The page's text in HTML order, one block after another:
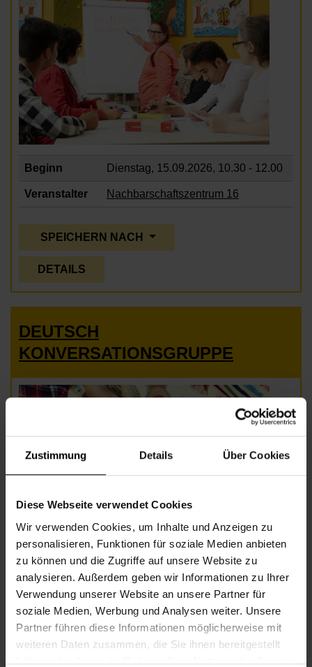
Zustimmung Details Über Cookies
Diese Webseite verwendet Cookies
Wir verwenden Cookies, um Inhalte und Anzeigen zu
personalisieren, Funktionen für soziale Medien anbieten
zu können und die Zugriffe auf unsere Website zu
analysieren. Außerdem geben wir Informationen zu Ihrer
Verwendung unserer Website an unsere Partner für
soziale Medien, Werbung und Analysen weiter. Unsere
Partner führen diese Informationen möglicherweise mit
weiteren Daten zusammen, die Sie ihnen bereitgestellt
haben oder die sie im Rahmen Ihrer Nutzung der Dienste
Beginn Dienstag, 15.09.2026, 10.30 - 12.00
Veranstalter Nachbarschaftszentrum 16
SPEICHERN NACH
DETAILS
DEUTSCH
KONVERSATIONSGRUPPE
Beginn Dienstag, 15.09.2026,10.30 -
11.30
Unkostenbeitrag Kein Unkostenbeitrag
Veranstalter Nachbarschaftszentrum 02